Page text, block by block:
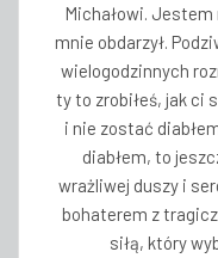
Michałowi.
mnie obdarzył.
wielogodzinnych
ty to zrobiłeś, jak ci
i nie zostać
diabłem, to
wrażliwej duszy i
bohaterem z
siłą, który